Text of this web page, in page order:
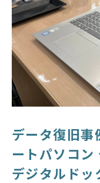
データ復旧
ートパソコン
デジタルドッ